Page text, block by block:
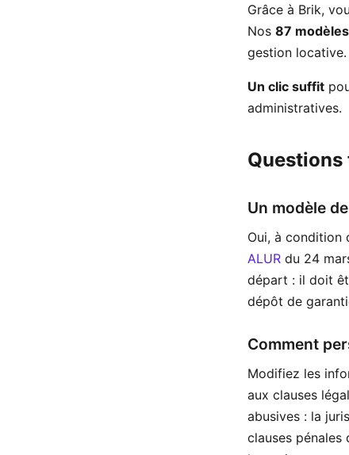
Grâce à Brik,
Nos 87
gestion
Un clic suffit
administratives.
Un modèle
Oui, à condition
ALUR du 24
départ : il doit
dépôt de
Comment
Modifiez les
aux clauses
abusives : la
clauses pénales